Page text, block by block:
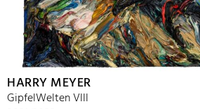
HARRY MEYER
GipfelWelten VIII